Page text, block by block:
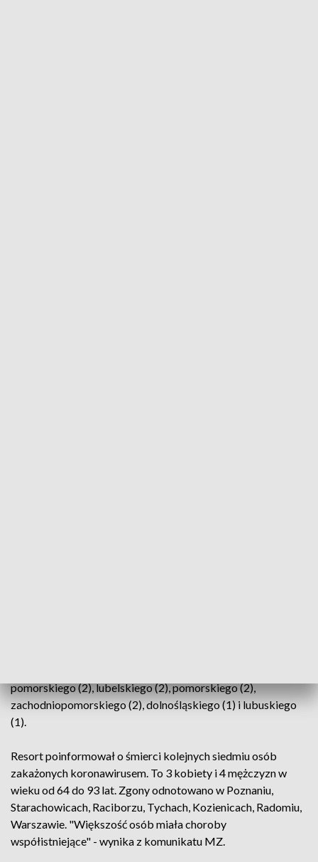
pomorskiego (2), lubelskiego (2), pomorskiego (2),
zachodniopomorskiego (2), dolnośląskiego (1) i lubuskiego
(1).
Resort poinformował o śmierci kolejnych siedmiu osób
zakażonych koronawirusem. To 3 kobiety i 4 mężczyzn w
wieku od 64 do 93 lat. Zgony odnotowano w Poznaniu,
Starachowicach, Raciborzu, Tychach, Kozienicach, Radomiu,
Warszawie. "Większość osób miała choroby
współistniejące" - wynika z komunikatu MZ.